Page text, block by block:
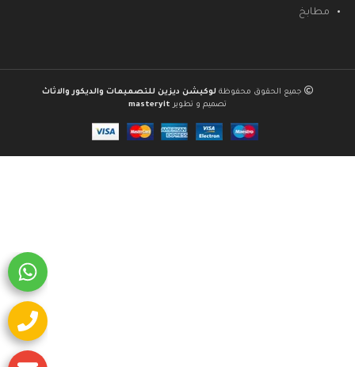
مطابخ
جميع الحقوق محفوظة لوكيشن ديزين للتصميمات والديكور والاثاث
تصميم و تطوير masteryit